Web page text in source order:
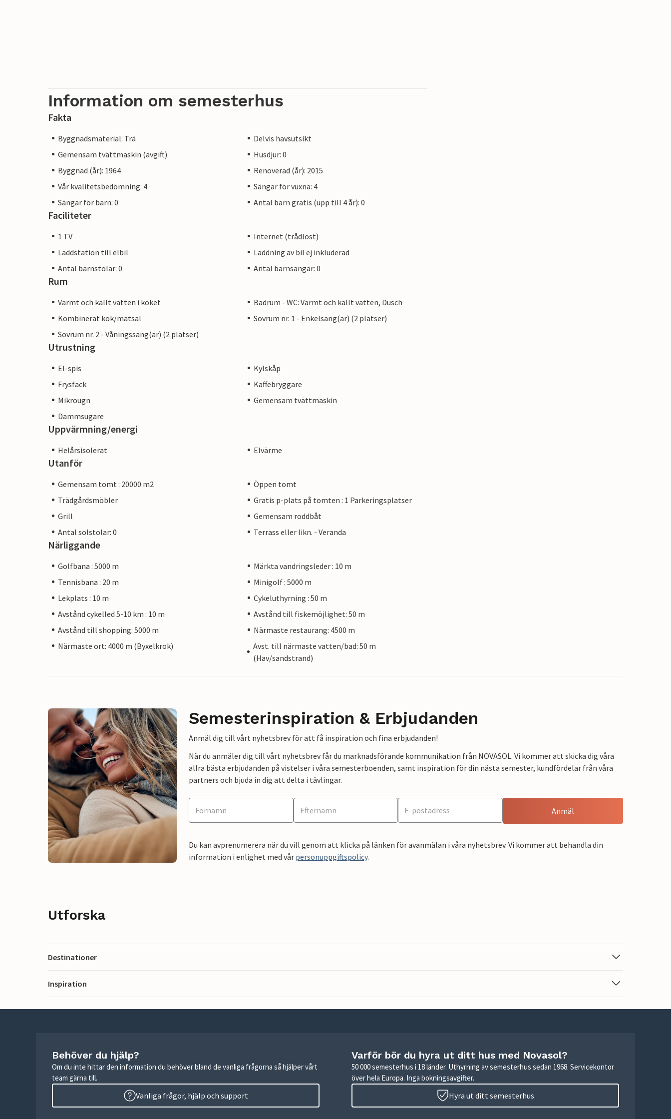
Information om semesterhus
Fakta
Byggnadsmaterial: Trä
Delvis havsutsikt
Gemensam tvättmaskin (avgift)
Husdjur: 0
Byggnad (år): 1964
Renoverad (år): 2015
Vår kvalitetsbedömning: 4
Sängar för vuxna: 4
Sängar för barn: 0
Antal barn gratis (upp till 4 år): 0
Faciliteter
1 TV
Internet (trådlöst)
Laddstation till elbil
Laddning av bil ej inkluderad
Antal barnstolar: 0
Antal barnsängar: 0
Rum
Varmt och kallt vatten i köket
Badrum - WC: Varmt och kallt vatten, Dusch
Kombinerat kök/matsal
Sovrum nr. 1 - Enkelsäng(ar) (2 platser)
Sovrum nr. 2 - Våningssäng(ar) (2 platser)
Utrustning
El-spis
Kylskåp
Frysfack
Kaffebryggare
Mikrougn
Gemensam tvättmaskin
Dammsugare
Uppvärmning/energi
Helårsisolerat Elvärme
Utanför
Gemensam tomt : 20000 m2
Öppen tomt
Trädgårdsmöbler
Gratis p-plats på tomten : 1 Parkeringsplatser
Grill
Gemensam roddbåt
Antal solstolar: 0
Terrass eller likn. - Veranda
Närliggande
Golfbana : 5000 m
Märkta vandringsleder : 10 m
Tennisbana : 20 m
Minigolf : 5000 m
Lekplats : 10 m
Cykeluthyrning : 50 m
Avstånd cykelled 5-10 km : 10 m
Avstånd till fiskemöjlighet: 50 m
Avstånd till shopping: 5000 m
Närmaste restaurang: 4500 m
Närmaste ort: 4000 m (Byxelkrok)
Avst. till närmaste vatten/bad: 50 m
(Hav/sandstrand)
Semesterinspiration & Erbjudanden
Anmäl dig till vårt nyhetsbrev för att få inspiration och fina erbjudanden!
När du anmäler dig till vårt nyhetsbrev får du marknadsförande kommunikation från NOVASOL. Vi kommer att skicka dig våra
allra bästa erbjudanden på vistelser i våra semesterboenden, samt inspiration för din nästa semester, kundfördelar från våra
partners och bjuda in dig att delta i tävlingar.
Anmäl
Du kan avprenumerera när du vill genom att klicka på länken för avanmälan i våra nyhetsbrev. Vi kommer att behandla din
information i enlighet med vår personuppgiftspolicy.
Utforska
Destinationer
Inspiration
Behöver du hjälp?
Om du inte hittar den information du behöver bland de vanliga frågorna så hjälper vårt
team gärna till.
Vanliga frågor, hjälp och support
Varför bör du hyra ut ditt hus med Novasol?
50 000 semesterhus i 18 länder. Uthyrning av semesterhus sedan 1968. Servicekontor
över hela Europa. Inga bokningsavgifter.
Hyra ut ditt semesterhus